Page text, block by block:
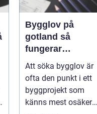
Bygglov på
gotland så
fungerar
processen från
idé till godkänt
beslut
Att söka bygglov är
ofta den punkt i ett
byggprojekt som
känns mest osäker.